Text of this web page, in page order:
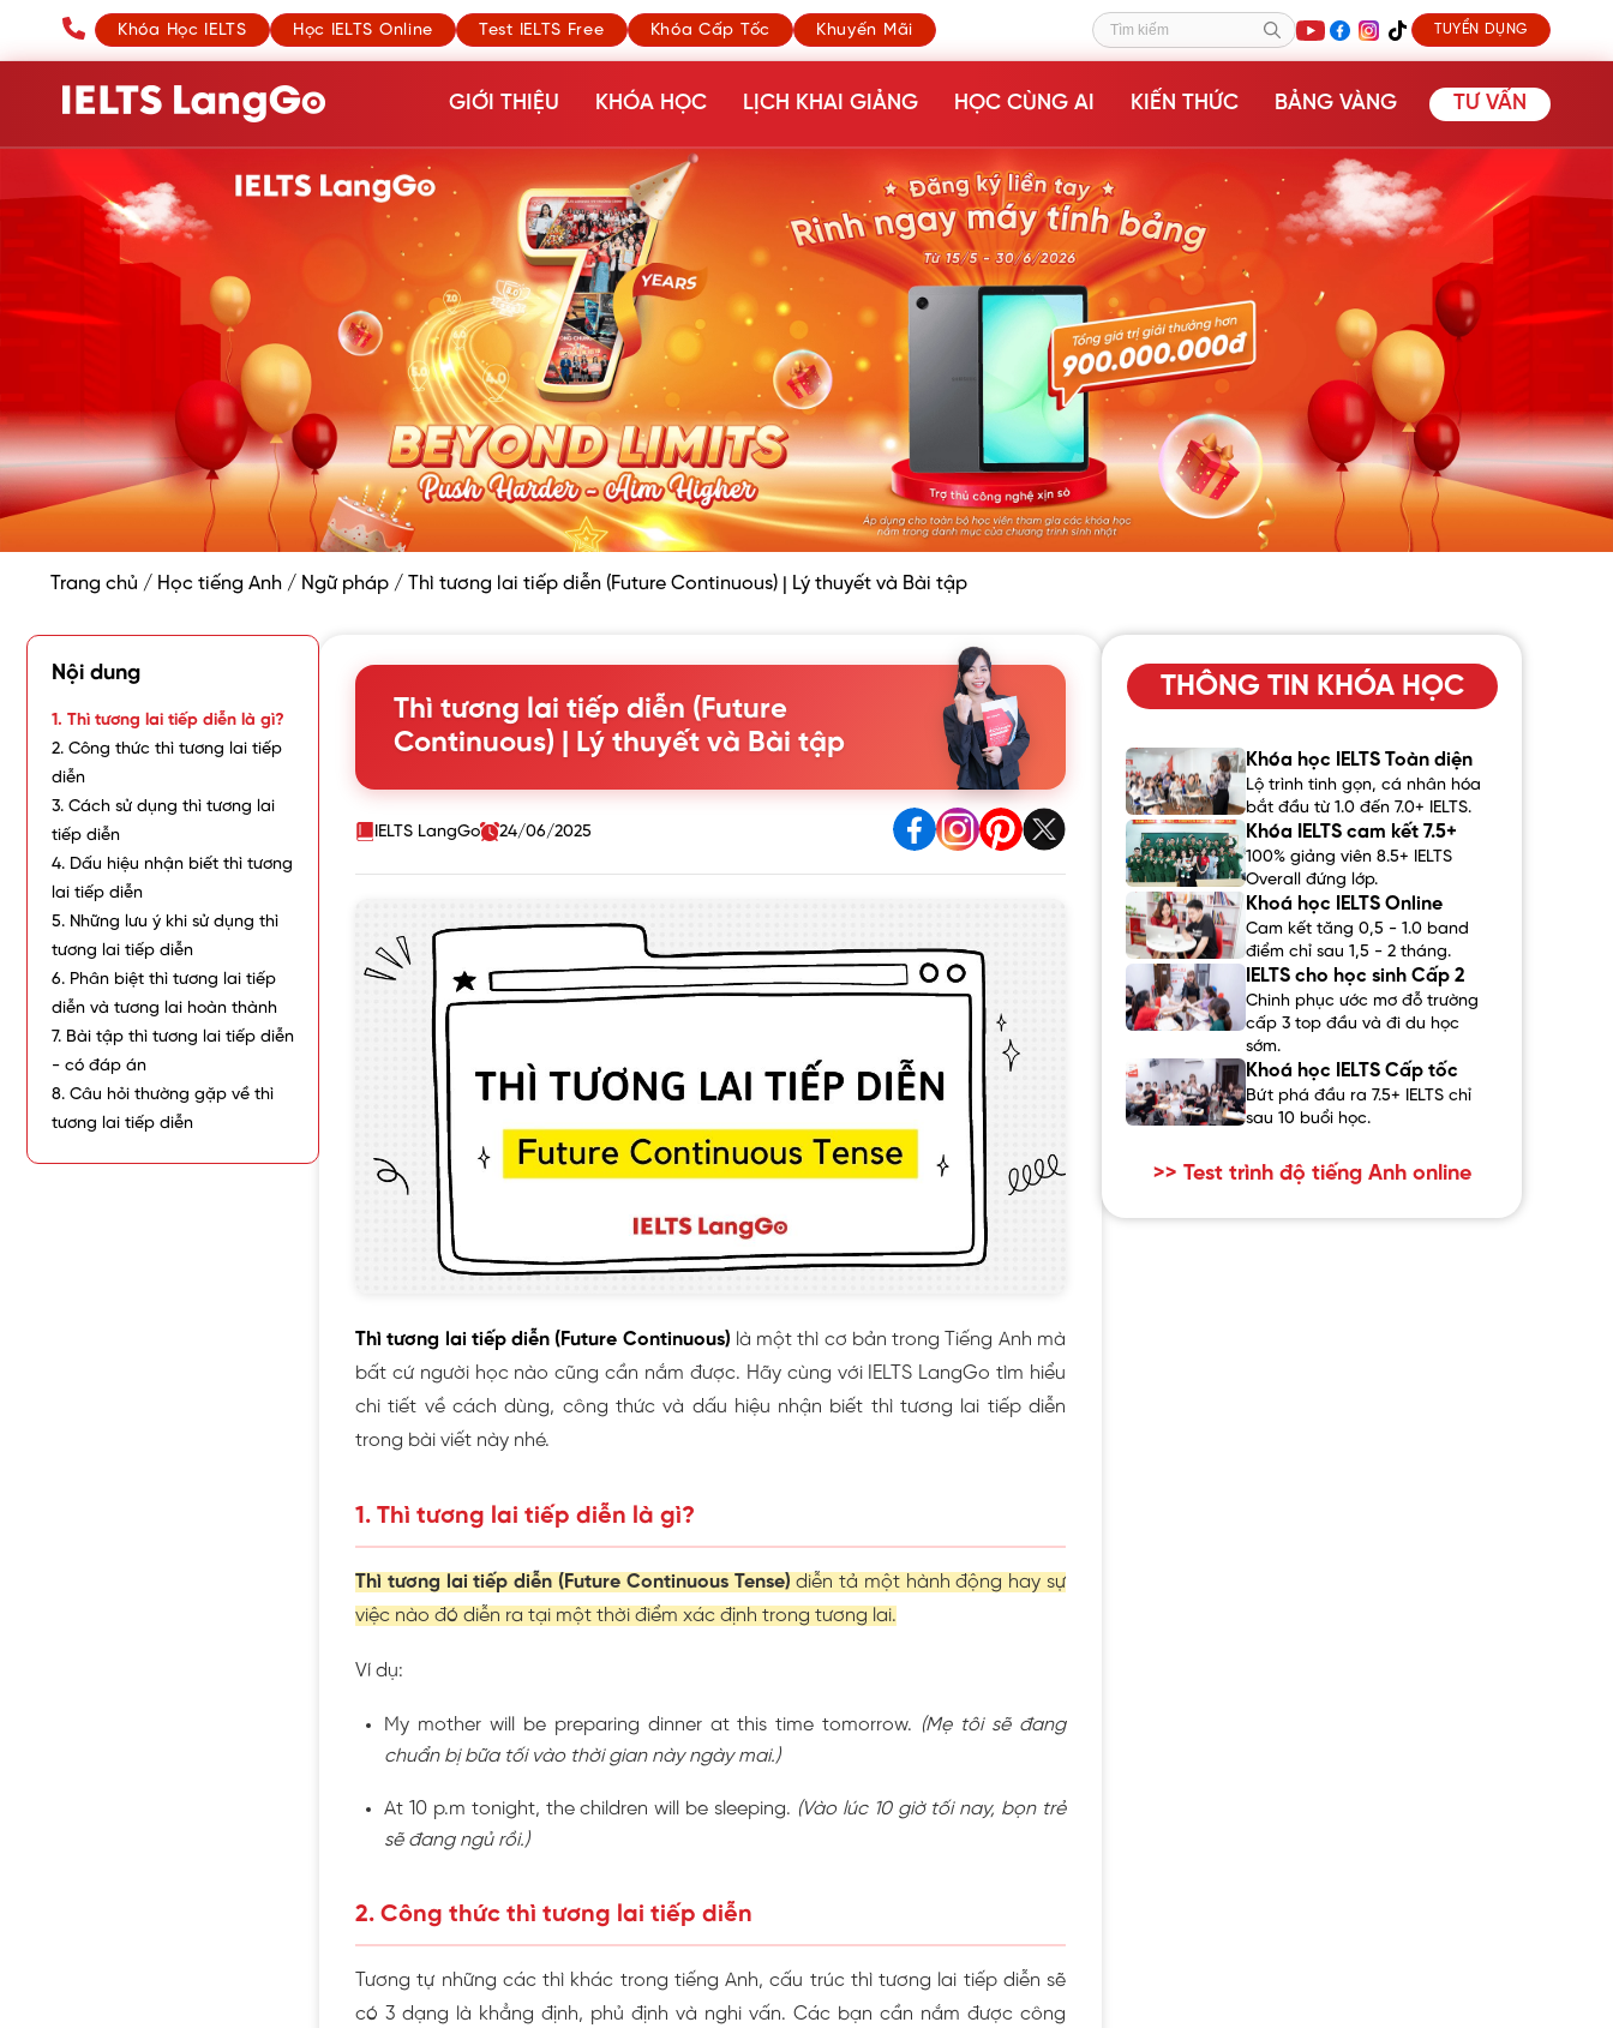
Khóa Học IELTS Học IELTS Online Test IELTS Free Khóa Cấp Tốc Khuyến Mãi Tìm kiếm TUYỂN DỤNG
GIỚI THIỆU KHÓA HỌC LỊCH KHAI GIẢNG HỌC CÙNG AI KIẾN THỨC BẢNG VÀNG TƯ VẤN
Trang chủ / Học tiếng Anh / Ngữ pháp / Thì tương lai tiếp diễn (Future Continuous) | Lý thuyết và Bài tập
Nội dung
1. Thì tương lai tiếp diễn là gì?
2. Công thức thì tương lai tiếp
diễn
3. Cách sử dụng thì tương lai
tiếp diễn
4. Dấu hiệu nhận biết thì tương
lai tiếp diễn
5. Những lưu ý khi sử dụng thì
tương lai tiếp diễn
6. Phân biệt thì tương lai tiếp
diễn và tương lai hoàn thành
7. Bài tập thì tương lai tiếp diễn
- có đáp án
8. Câu hỏi thường gặp về thì
tương lai tiếp diễn
Thì tương lai tiếp diễn (Future
Continuous) | Lý thuyết và Bài tập
IELTS LangGo 24/06/2025
Thì tương lai tiếp diễn (Future Continuous) là một thì cơ bản trong Tiếng Anh mà
bất cứ người học nào cũng cần nắm được. Hãy cùng với IELTS LangGo tìm hiểu
chi tiết về cách dùng, công thức và dấu hiệu nhận biết thì tương lai tiếp diễn
trong bài viết này nhé.
1. Thì tương lai tiếp diễn là gì?
Thì tương lai tiếp diễn (Future Continuous Tense) diễn tả một hành động hay sự
việc nào đó diễn ra tại một thời điểm xác định trong tương lai.
Ví dụ:
My mother will be preparing dinner at this time tomorrow. (Mẹ tôi sẽ đang
chuẩn bị bữa tối vào thời gian này ngày mai.)
At 10 p.m tonight, the children will be sleeping. (Vào lúc 10 giờ tối nay, bọn trẻ
sẽ đang ngủ rồi.)
2. Công thức thì tương lai tiếp diễn
Tương tự những các thì khác trong tiếng Anh, cấu trúc thì tương lai tiếp diễn sẽ
có 3 dạng là khẳng định, phủ định và nghi vấn. Các bạn cần nắm được công
THÔNG TIN KHÓA HỌC
Khóa học IELTS Toàn diện
Lộ trình tinh gọn, cá nhân hóa
bắt đầu từ 1.0 đến 7.0+ IELTS.
Khóa IELTS cam kết 7.5+
100% giảng viên 8.5+ IELTS
Overall đứng lớp.
Khoá học IELTS Online
Cam kết tăng 0,5 - 1.0 band
điểm chỉ sau 1,5 - 2 tháng.
IELTS cho học sinh Cấp 2
Chinh phục ước mơ đỗ trường
cấp 3 top đầu và đi du học
sớm.
Khoá học IELTS Cấp tốc
Bứt phá đầu ra 7.5+ IELTS chỉ
sau 10 buổi học.
>> Test trình độ tiếng Anh online